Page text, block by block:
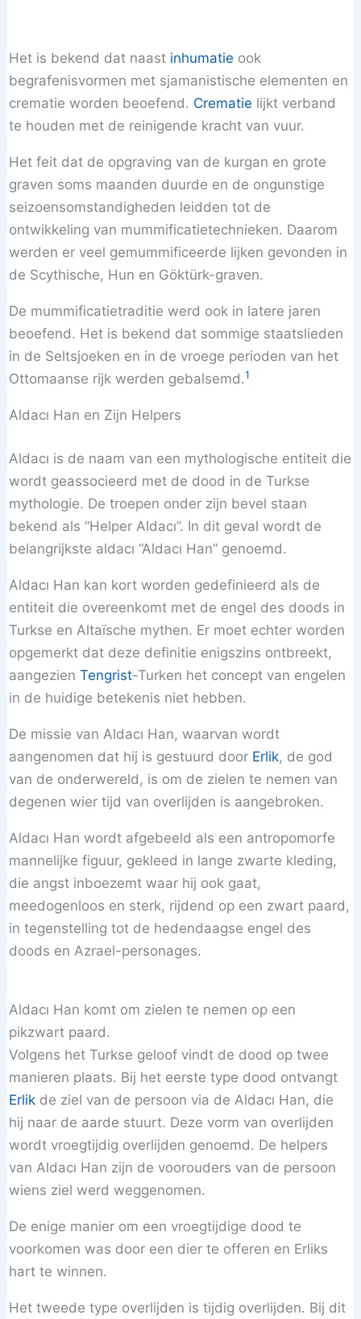
Het is bekend dat naast inhumatie ook
begrafenisvormen met sjamanistische elementen en
crematie worden beoefend. Crematie lijkt verband
te houden met de reinigende kracht van vuur.
Het feit dat de opgraving van de kurgan en grote
graven soms maanden duurde en de ongunstige
seizoensomstandigheden leidden tot de
ontwikkeling van mummificatietechnieken. Daarom
werden er veel gemummificeerde lijken gevonden in
de Scythische, Hun en Göktürk-graven.
De mummificatietraditie werd ook in latere jaren
beoefend. Het is bekend dat sommige staatslieden
in de Seltsjoeken en in de vroege perioden van het
Ottomaanse rijk werden gebalsemd.1
Aldacı Han en Zijn Helpers
Aldacı is de naam van een mythologische entiteit die
wordt geassocieerd met de dood in de Turkse
mythologie. De troepen onder zijn bevel staan
bekend als “Helper Aldacı”. In dit geval wordt de
belangrijkste aldacı “Aldacı Han” genoemd.
Aldacı Han kan kort worden gedefinieerd als de
entiteit die overeenkomt met de engel des doods in
Turkse en Altaïsche mythen. Er moet echter worden
opgemerkt dat deze definitie enigszins ontbreekt,
aangezienTengrist-Turken het concept van engelen
in de huidige betekenis niet hebben.
De missie van Aldacı Han, waarvan wordt
aangenomen dat hij is gestuurd door Erlik, de god
van de onderwereld, is om de zielen te nemen van
degenen wier tijd van overlijden is aangebroken.
Aldacı Han wordt afgebeeld als een antropomorfe
mannelijke figuur, gekleed in lange zwarte kleding,
die angst inboezemt waar hij ook gaat,
meedogenloos en sterk, rijdend op een zwart paard,
in tegenstelling tot de hedendaagse engel des
doods en Azrael-personages.
Aldacı Han komt om zielen te nemen op een
pikzwart paard.
Volgens het Turkse geloof vindt de dood op twee
manieren plaats. Bij het eerste type dood ontvangt
Erlik de ziel van de persoon via de Aldacı Han, die
hij naar de aarde stuurt. Deze vorm van overlijden
wordt vroegtijdig overlijden genoemd. De helpers
van Aldacı Han zijn de voorouders van de persoon
wiens ziel werd weggenomen.
De enige manier om een vroegtijdige dood te
voorkomen was door een dier te offeren en Erliks
hart te winnen.
Het tweede type overlijden is tijdig overlijden. Bij dit